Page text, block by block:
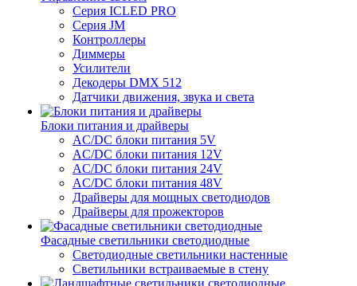
Серия ICLED PRO
Серия JM
Контроллеры
Диммеры
Усилители
Декодеры DMX 512
Датчики движения, звука и света
Блоки питания и драйверы
AC/DC блоки питания 5V
AC/DC блоки питания 12V
AC/DC блоки питания 24V
AC/DC блоки питания 48V
Драйверы для мощных светодиодов
Драйверы для прожекторов
Фасадные светильники светодиодные
Светодиодные светильники настенные
Светильники встраиваемые в стену